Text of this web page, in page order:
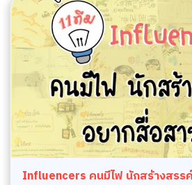
Influencers คนมีไฟ นักสร้างสรร